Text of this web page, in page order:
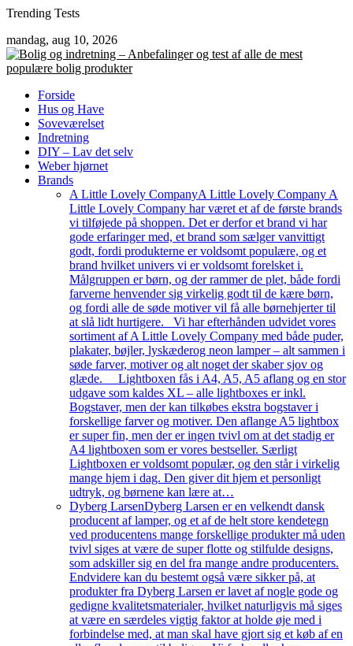
Skip
content
Trending Tests
mandag, aug 10, 2026
Forside
Hus og Have
Soveværelset
Indretning
DIY – Lav det selv
Weber hjørnet
Brands
A Little Lovely CompanyA Little Lovely Company A
Little Lovely Company har været et af de første brands
vi tilføjede på shoppen. Det er derfor et brand vi har
gode erfaringer med, et brand som sælger vanvittigt
godt, fordi produkterne er voldsomt populære, og et
brand hvilket univers vi er voldsomt forelsket i.
Målgruppen er børn, og der rammer de plet, både fordi
farverne henvender sig virkelig godt til de kære børn,
og fordi alle de søde motiver vil få alle børnehjerter til
at slå lidt hurtigere. Vi har efterhånden udvidet vores
sortiment af A Little Lovely Company med både puder,
plakater, bøjler, lyskæderog neon lamper – alt sammen i
søde farver, motiver og alt noget der skaber sjov og
glæde. Lightboxen fås i A4, A5, A5 aflang og en stor
udgave som kaldes XL – alle lightboxes er inkl.
Bogstaver, men der kan tilkøbes ekstra bogstaver i
forskellige farver og motiver. Den aflange A5 lightbox
er super fin, men der er ingen tvivl om at det stadig er
A4 lightboxen som er vores bestseller. Særligt
Lightboxen er voldsomt populær, og den står i virkelig
mange hjem i dag. Den giver dit hjem et personligt
udtryk, og børnene kan lære at…
Dyberg LarsenDyberg Larsen er en velkendt dansk
producent af lamper, og et af de helt store kendetegn
ved producentens mange forskellige produkter må uden
tvivl siges at være de super flotte og stilfulde designs,
som adskiller sig en del fra mange andre producenters.
Endvidere kan du bestemt også være sikker på, at
produkter fra Dyberg Larsen er lavet af nogle gode og
gedigne kvalitetsmaterialer, hvilket naturligvis må siges
at være en særdeles vigtig faktor at holde øje med i
forbindelse med, at man skal have gjort sig et køb af en